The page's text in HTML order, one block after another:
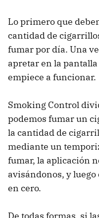
Lo primero que
cantidad de
fumar por día. Una
apretar en la
empiece a funcionar.
Smoking Control
podemos fumar un
la cantidad de
mediante un
fumar, la aplicación
avisándonos, y
en cero.
De todas formas, si